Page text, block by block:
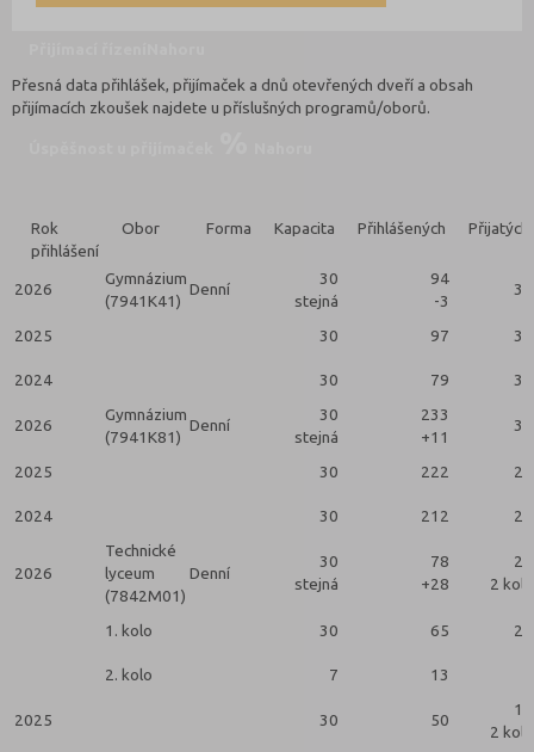
Přesná data přihlášek, přijímaček a dnů otevřených dveří a obsah
přijímacích zkoušek najdete u příslušných programů/oborů.
Rok
přihlášení
Obor Forma Kapacita Přihlášených Přijatých
2026
Gymnázium
(7941K41)
Denní
30
stejná
94
-3
30
2025 30 97 30
2024 30 79 30
2026
Gymnázium
(7941K81)
Denní
30
stejná
233
+11
30
2025 30 222 29
2024 30 212 27
2026
Technické
lyceum
(7842M01)
Denní
30
stejná
78
+28
25
2 kola
1. kolo 30 65 23
2. kolo 7 13
2025 30 50
13
2 kola